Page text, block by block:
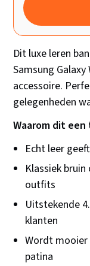
Dit luxe leren
Samsung
accessoire.
gelegenheden
Waarom dit
Echt leer
Klassiek
outfits
Uitstekende
klanten
Wordt
patina